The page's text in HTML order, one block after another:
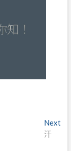
Next
Next
汗